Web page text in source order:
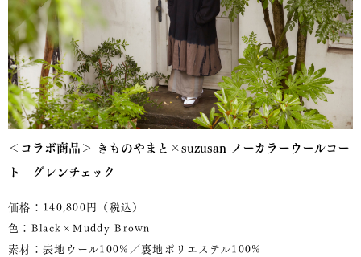
＜コラボ商品＞ きものやまと×suzusan ノーカラーウールコー
ト グレンチェック
価格：140,800円（税込）
色：Black×Muddy Brown
素材：表地ウール100%／裏地ポリエステル100%